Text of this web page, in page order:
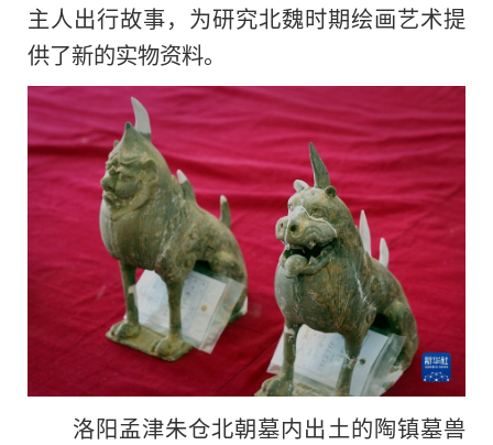
主人出行故事，为研究北魏时期绘画艺术提
供了新的实物资料。
洛阳孟津朱仓北朝墓内出土的陶镇墓兽